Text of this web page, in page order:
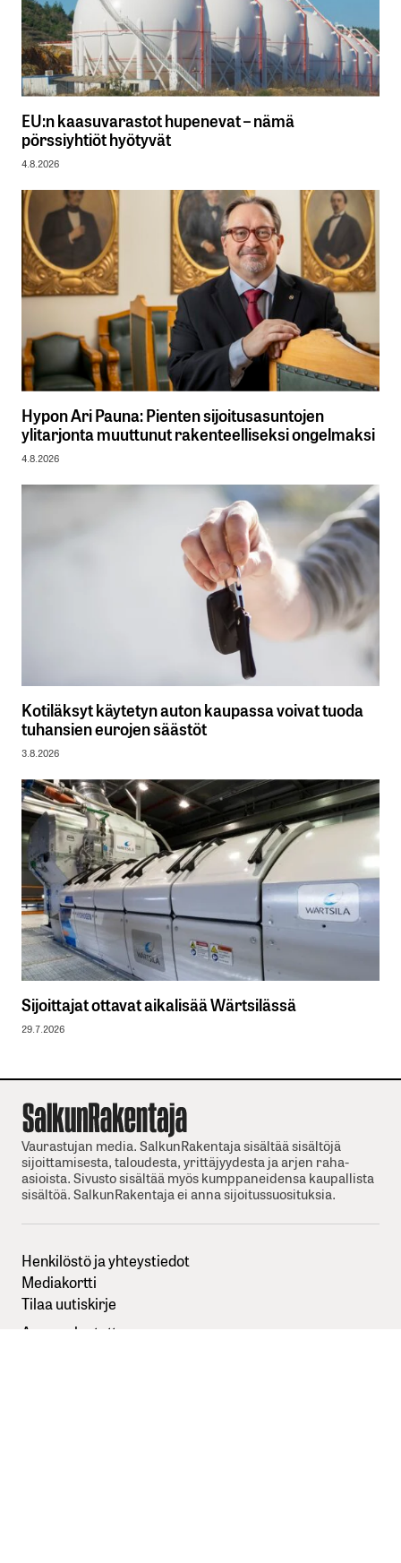
EU:n kaasuvarastot hupenevat – nämä
pörssiyhtiöt hyötyvät
4.8.2026
Hypon Ari Pauna: Pienten sijoitusasuntojen
ylitarjonta muuttunut rakenteelliseksi ongelmaksi
4.8.2026
Kotiläksyt käytetyn auton kaupassa voivat tuoda
tuhansien eurojen säästöt
3.8.2026
Sijoittajat ottavat aikalisää Wärtsilässä
29.7.2026
Vaurastujan media. SalkunRakentaja sisältää sisältöjä
sijoittamisesta, taloudesta, yrittäjyydesta ja arjen raha-
asioista. Sivusto sisältää myös kumppaneidensa kaupallista
sisältöä. SalkunRakentaja ei anna sijoitussuosituksia.
Henkilöstö ja yhteystiedot
Mediakortti
Tilaa uutiskirje
Anna palautetta